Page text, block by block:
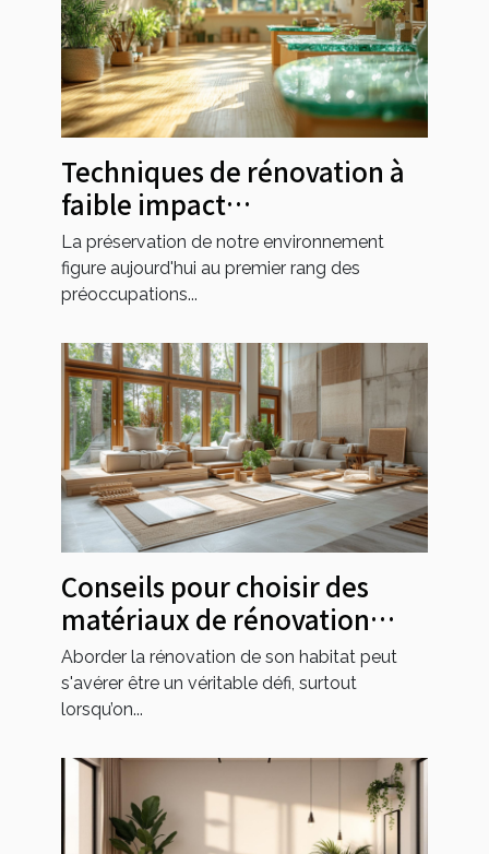
Techniques de rénovation à
faible impact
environnemental pour une
maison respectueuse de la
planète
La préservation de notre environnement
figure aujourd'hui au premier rang des
préoccupations...
Conseils pour choisir des
matériaux de rénovation
durables et abordables
Aborder la rénovation de son habitat peut
s'avérer être un véritable défi, surtout
lorsqu’on...